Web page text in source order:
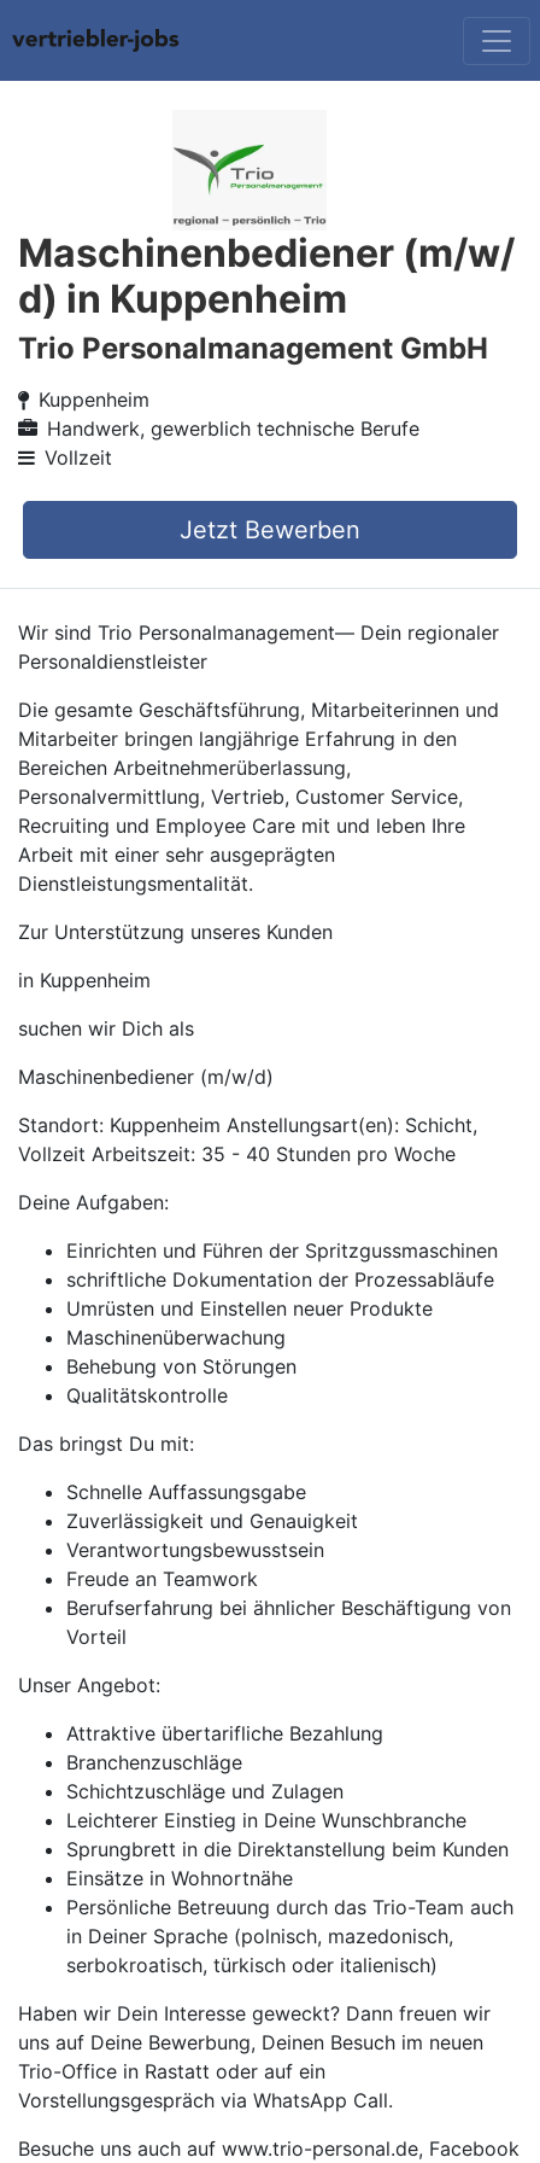
Maschinenbediener (m/w/
d) in Kuppenheim
Trio Personalmanagement GmbH
Kuppenheim
Handwerk, gewerblich technische Berufe
Vollzeit
Jetzt Bewerben
Wir sind Trio Personalmanagement— Dein regionaler
Personaldienstleister
Die gesamte Geschäftsführung, Mitarbeiterinnen und
Mitarbeiter bringen langjährige Erfahrung in den
Bereichen Arbeitnehmerüberlassung,
Personalvermittlung, Vertrieb, Customer Service,
Recruiting und Employee Care mit und leben Ihre
Arbeit mit einer sehr ausgeprägten
Dienstleistungsmentalität.
Zur Unterstützung unseres Kunden
in Kuppenheim
suchen wir Dich als
Maschinenbediener (m/w/d)
Standort: Kuppenheim Anstellungsart(en): Schicht,
Vollzeit Arbeitszeit: 35 - 40 Stunden pro Woche
Deine Aufgaben:
Einrichten und Führen der Spritzgussmaschinen
schriftliche Dokumentation der Prozessabläufe
Umrüsten und Einstellen neuer Produkte
Maschinenüberwachung
Behebung von Störungen
Qualitätskontrolle
Das bringst Du mit:
Schnelle Auffassungsgabe
Zuverlässigkeit und Genauigkeit
Verantwortungsbewusstsein
Freude an Teamwork
Berufserfahrung bei ähnlicher Beschäftigung von
Vorteil
Unser Angebot:
Attraktive übertarifliche Bezahlung
Branchenzuschläge
Schichtzuschläge und Zulagen
Leichterer Einstieg in Deine Wunschbranche
Sprungbrett in die Direktanstellung beim Kunden
Einsätze in Wohnortnähe
Persönliche Betreuung durch das Trio-Team auch
in Deiner Sprache (polnisch, mazedonisch,
serbokroatisch, türkisch oder italienisch)
Haben wir Dein Interesse geweckt? Dann freuen wir
uns auf Deine Bewerbung, Deinen Besuch im neuen
Trio-Office in Rastatt oder auf ein
Vorstellungsgespräch via WhatsApp Call.
Besuche uns auch auf www.trio-personal.de, Facebook